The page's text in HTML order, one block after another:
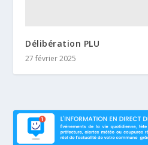
Délibération PLU
27 février 2025